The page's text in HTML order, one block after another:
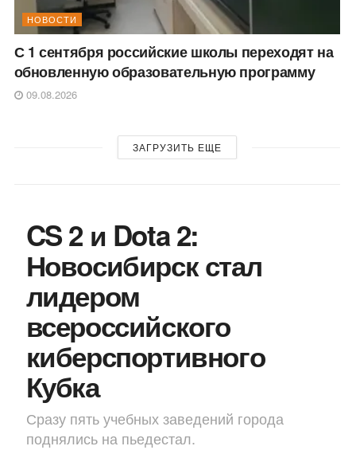
НОВОСТИ
С 1 сентября российские школы переходят на
обновленную образовательную программу
09.08.2026
ЗАГРУЗИТЬ ЕЩЕ
CS 2 и Dota 2:
Новосибирск стал
лидером
всероссийского
киберспортивного
Кубка
Сразу пять учебных заведений города
поднялись на пьедестал.